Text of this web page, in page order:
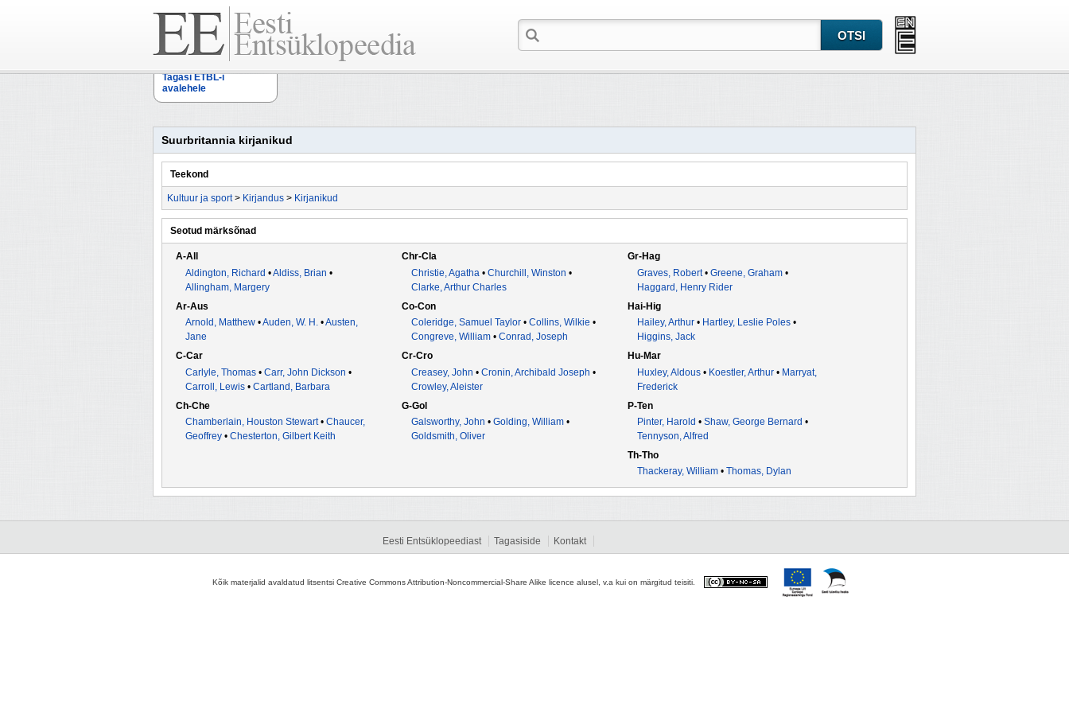
Tagasi ETBL-i
avalehele
Suurbritannia kirjanikud
Teekond
Kultuur ja sport> Kirjandus > Kirjanikud
Seotud märksõnad
A-All
Aldington, Richard •Aldiss, Brian •
Allingham, Margery
Ar-Aus
Arnold, Matthew •Auden, W. H. •Austen,
Jane
C-Car
Carlyle, Thomas • Carr, John Dickson •
Carroll, Lewis • Cartland, Barbara
Ch-Che
Chamberlain, Houston Stewart• Chaucer,
Geoffrey • Chesterton, Gilbert Keith
Chr-Cla
Christie, Agatha • Churchill, Winston •
Clarke, Arthur Charles
Co-Con
Coleridge, Samuel Taylor • Collins, Wilkie •
Congreve, William • Conrad, Joseph
Cr-Cro
Creasey, John • Cronin, Archibald Joseph •
Crowley, Aleister
G-Gol
Galsworthy, John • Golding, William •
Goldsmith, Oliver
Gr-Hag
Graves, Robert• Greene, Graham •
Haggard, Henry Rider
Hai-Hig
Hailey, Arthur • Hartley, Leslie Poles •
Higgins, Jack
Hu-Mar
Huxley, Aldous • Koestler, Arthur • Marryat,
Frederick
P-Ten
Pinter, Harold • Shaw, George Bernard •
Tennyson, Alfred
Th-Tho
Thackeray, William • Thomas, Dylan
Eesti Entsüklopeediast Tagasiside Kontakt
Kõik materjalid avaldatud litsentsi Creative Commons Attribution-Noncommercial-Share Alike licence alusel, v.a kui on märgitud teisiti.